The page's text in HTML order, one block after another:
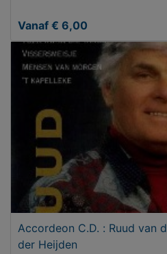
Vanaf € 6,00
Accordeon C.D. : Ruud van
der Heijden